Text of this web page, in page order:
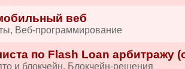
веб
Веб-программирование
по Flash Loan арбитражу
и блокчейн, Блокчейн-решения